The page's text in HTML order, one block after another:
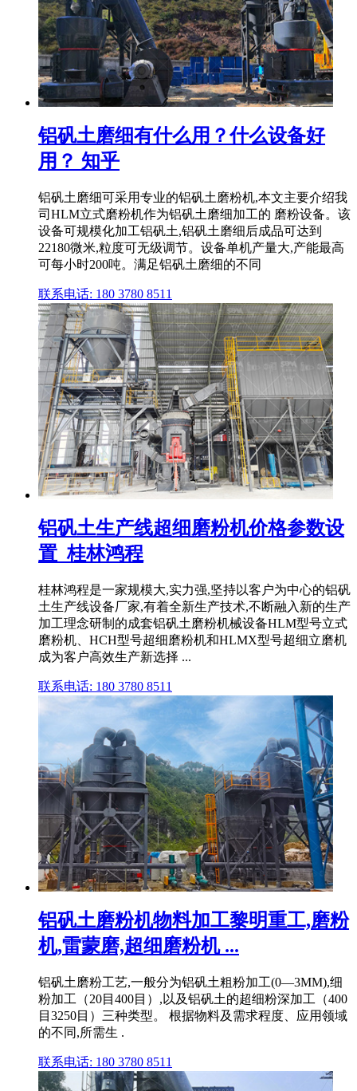
铝矾土磨细有什么用？什么设备好
用？ 知乎
铝矾土磨细可采用专业的铝矾土磨粉机,本文主要介绍我
司HLM立式磨粉机作为铝矾土磨细加工的 磨粉设备。该
设备可规模化加工铝矾土,铝矾土磨细后成品可达到
22180微米,粒度可无级调节。设备单机产量大,产能最高
可每小时200吨。满足铝矾土磨细的不同
联系电话: 180 3780 8511
铝矾土生产线超细磨粉机价格参数设
置_桂林鸿程
桂林鸿程是一家规模大,实力强,坚持以客户为中心的铝矾
土生产线设备厂家,有着全新生产技术,不断融入新的生产
加工理念研制的成套铝矾土磨粉机械设备HLM型号立式
磨粉机、HCH型号超细磨粉机和HLMX型号超细立磨机
成为客户高效生产新选择 ...
联系电话: 180 3780 8511
铝矾土磨粉机物料加工黎明重工,磨粉
机,雷蒙磨,超细磨粉机 ...
铝矾土磨粉工艺,一般分为铝矾土粗粉加工(0—3MM),细
粉加工（20目400目）,以及铝矾土的超细粉深加工（400
目3250目）三种类型。 根据物料及需求程度、应用领域
的不同,所需生 .
联系电话: 180 3780 8511